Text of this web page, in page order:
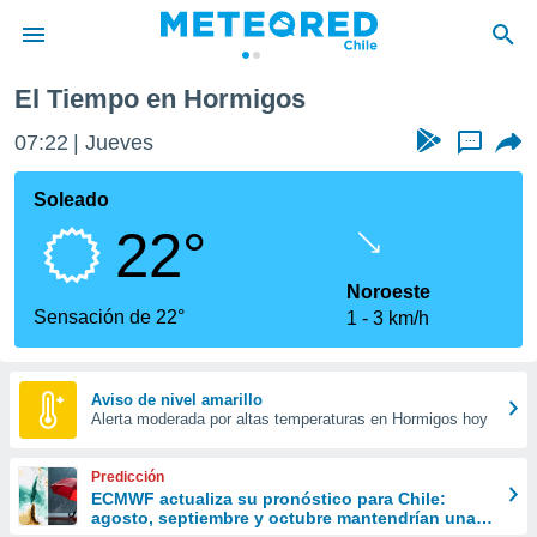
de
por
que se
calidad.
a este
las
y
forma
digital
basada
El Tiempo en Hormigos
07:22 Jueves ...
Soleado
22°
Sensación de 22°
Noroeste
1
3 km/h
Aviso de nivel amarillo
Alerta moderada por altas temperaturas en Hormigos hoy
Predicción
ECMWF actualiza su pronóstico para Chile:
agosto, septiembre y octubre mantendrían una